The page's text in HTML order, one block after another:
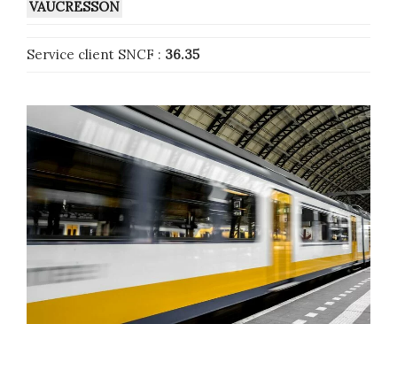
VAUCRESSON
Service client SNCF : 36.35